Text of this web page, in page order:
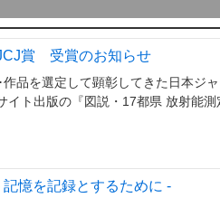
賞 受賞のお知らせ
品を選定して顕彰してきた日本ジ
ト出版の『図説・17都県 放射能測
憶を記録とするために -